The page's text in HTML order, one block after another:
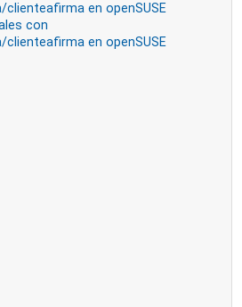
en openSUSE
con
en openSUSE